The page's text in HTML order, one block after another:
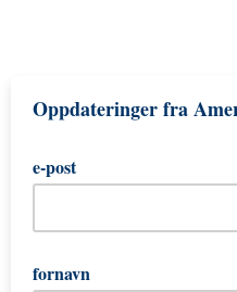
Oppdateringer fra
e-post
fornavn